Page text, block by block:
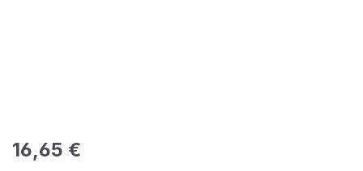
Regulärer Preis:
16,65 €